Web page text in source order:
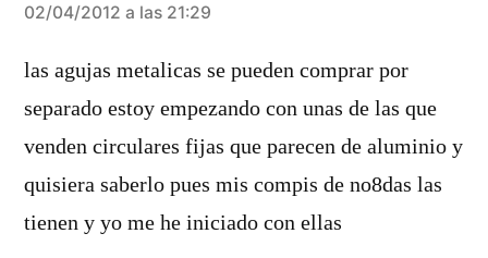
dice:
02/04/2012 a las 21:29
las agujas metalicas se pueden comprar por
separado estoy empezando con unas de las que
venden circulares fijas que parecen de aluminio y
quisiera saberlo pues mis compis de no8das las
tienen y yo me he iniciado con ellas